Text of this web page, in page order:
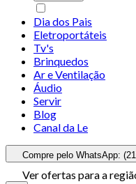
Dia dos Pais
Eletroportáteis
Tv's
Brinquedos
Ar e Ventilação
Áudio
Servir
Blog
Canal da Le
Compre pelo WhatsApp:
Ver ofertas para a